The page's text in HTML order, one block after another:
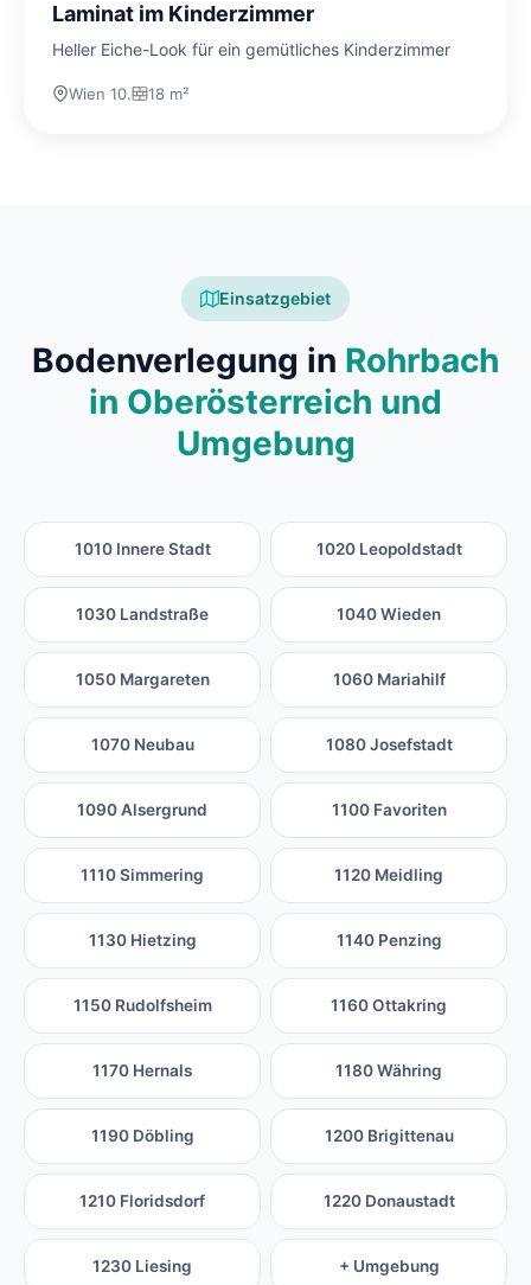
Laminat im Kinderzimmer
Heller Eiche-Look für ein gemütliches Kinderzimmer
Wien 10. 18 m²
Einsatzgebiet
Bodenverlegung in Rohrbach
in Oberösterreich und
Umgebung
1010 Innere Stadt 1020 Leopoldstadt
1030 Landstraße 1040 Wieden
1050 Margareten 1060 Mariahilf
1070 Neubau 1080 Josefstadt
1090 Alsergrund 1100 Favoriten
1110 Simmering 1120 Meidling
1130 Hietzing 1140 Penzing
1150 Rudolfsheim 1160 Ottakring
1170 Hernals 1180 Währing
1190 Döbling 1200 Brigittenau
1210 Floridsdorf 1220 Donaustadt
1230 Liesing + Umgebung